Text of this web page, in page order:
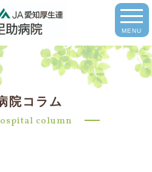
MENU
院コラム
column